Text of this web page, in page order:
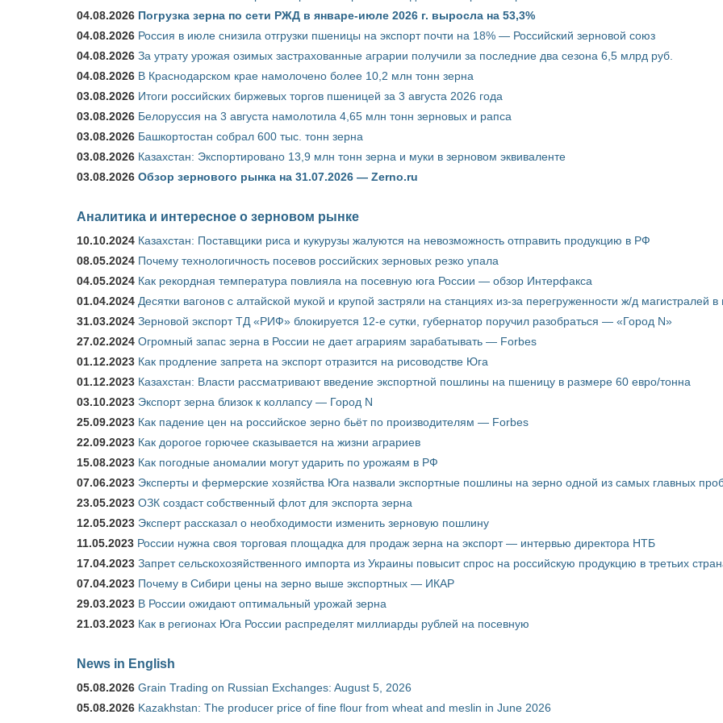
04.08.2026 Погрузка зерна по сети РЖД в январе-июле 2026 г. выросла на 53,3%
04.08.2026 Россия в июле снизила отгрузки пшеницы на экспорт почти на 18% — Российский зерновой союз
04.08.2026 За утрату урожая озимых застрахованные аграрии получили за последние два сезона 6,5 млрд руб.
04.08.2026 В Краснодарском крае намолочено более 10,2 млн тонн зерна
03.08.2026 Итоги российских биржевых торгов пшеницей за 3 августа 2026 года
03.08.2026 Белоруссия на 3 августа намолотила 4,65 млн тонн зерновых и рапса
03.08.2026 Башкортостан собрал 600 тыс. тонн зерна
03.08.2026 Казахстан: Экспортировано 13,9 млн тонн зерна и муки в зерновом эквиваленте
03.08.2026 Обзор зернового рынка на 31.07.2026 — Zerno.ru
Аналитика и интересное о зерновом рынке
10.10.2024 Казахстан: Поставщики риса и кукурузы жалуются на невозможность отправить продукцию в РФ
08.05.2024 Почему технологичность посевов российских зерновых резко упала
04.05.2024 Как рекордная температура повлияла на посевную юга России — обзор Интерфакса
01.04.2024 Десятки вагонов с алтайской мукой и крупой застряли на станциях из-за перегруженности ж/д магистралей в
31.03.2024 Зерновой экспорт ТД «РИФ» блокируется 12-е сутки, губернатор поручил разобраться — «Город N»
27.02.2024 Огромный запас зерна в России не дает аграриям зарабатывать — Forbes
01.12.2023 Как продление запрета на экспорт отразится на рисоводстве Юга
01.12.2023 Казахстан: Власти рассматривают введение экспортной пошлины на пшеницу в размере 60 евро/тонна
03.10.2023 Экспорт зерна близок к коллапсу — Город N
25.09.2023 Как падение цен на российское зерно бьёт по производителям — Forbes
22.09.2023 Как дорогое горючее сказывается на жизни аграриев
15.08.2023 Как погодные аномалии могут ударить по урожаям в РФ
07.06.2023 Эксперты и фермерские хозяйства Юга назвали экспортные пошлины на зерно одной из самых главных
23.05.2023 ОЗК создаст собственный флот для экспорта зерна
12.05.2023 Эксперт рассказал о необходимости изменить зерновую пошлину
11.05.2023 России нужна своя торговая площадка для продаж зерна на экспорт — интервью директора НТБ
17.04.2023 Запрет сельскохозяйственного импорта из Украины повысит спрос на российскую продукцию в третьих
07.04.2023 Почему в Сибири цены на зерно выше экспортных — ИКАР
29.03.2023 В России ожидают оптимальный урожай зерна
21.03.2023 Как в регионах Юга России распределят миллиарды рублей на посевную
News in English
05.08.2026 Grain Trading on Russian Exchanges: August 5, 2026
05.08.2026 Kazakhstan: The producer price of fine flour from wheat and meslin in June 2026